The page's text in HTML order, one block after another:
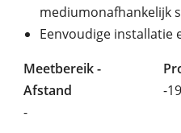
mediumonafhankelijk
Eenvoudige installatie
Meetbereik -
Afstand
-
-